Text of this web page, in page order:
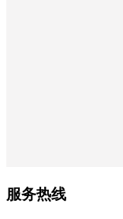
服务热线